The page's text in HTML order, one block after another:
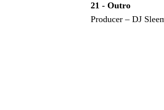
21 - Outro
Producer – DJ